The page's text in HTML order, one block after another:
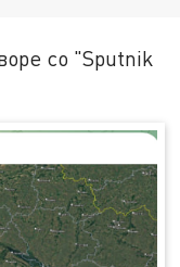
со "Sputnik